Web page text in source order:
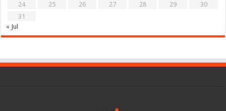
24
25 26 27 28 29
30
31
« Jul